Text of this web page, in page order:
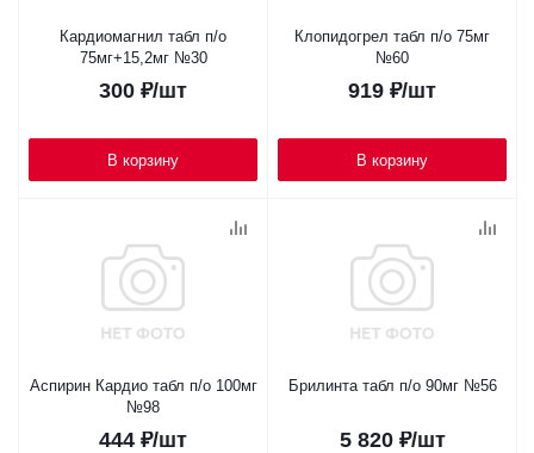
Кардиомагнил табл п/о
75мг+15,2мг №30
300 ₽/шт
В корзину
Клопидогрел табл п/о 75мг
№60
919 ₽/шт
В корзину
Аспирин Кардио табл п/о 100мг
№98
444 ₽/шт
Брилинта табл п/о 90мг №56
5 820₽/шт